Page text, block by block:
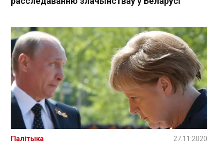
Палітыка 27.11.2020